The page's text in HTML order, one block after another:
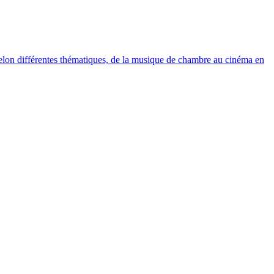
différentes thématiques, de la musique de chambre au cinéma en